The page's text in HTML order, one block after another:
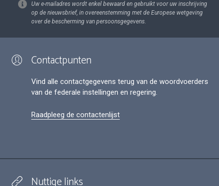
Uw e-mailadres wordt enkel bewaard en gebruikt voor uw inschrijving
op de nieuwsbrief, in overeenstemming met de Europese wetgeving
over de bescherming van persoonsgegevens.
Contactpunten
Vind alle contactgegevens terug van de woordvoerders
van de federale instellingen en regering.
Raadpleeg de contactenlijst
Nuttige links